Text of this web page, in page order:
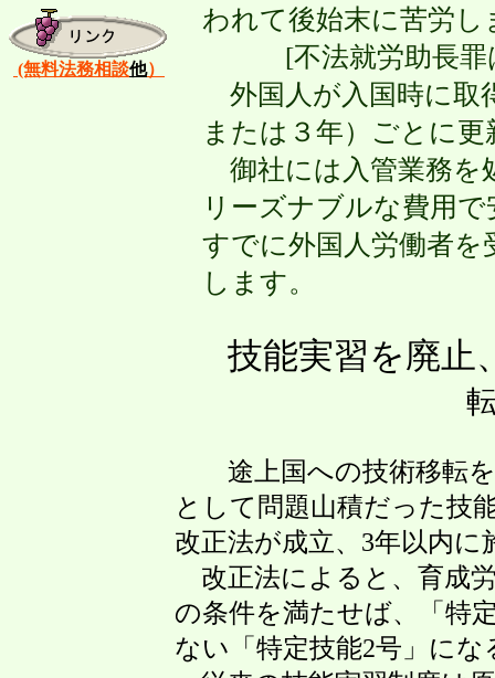
(無料法務相談他）
われて後始末に苦労し
[不法就労助長罪は3
外国人が入国時に取得
または３年）ごとに
御社には入管業務を
リーズナブルな費用で
すでに外国人労働者を
します。
技能実習を廃止
途上国への技術移転を
として問題山積だった技
改正法が成立、3年以内に
改正法によると、育成
の条件を満たせば、「特
ない「特定技能2号」に